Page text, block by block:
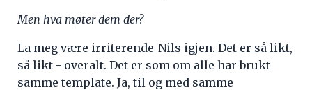
Men hva møter dem der?
La meg være irriterende-Nils igjen. Det er så likt,
så likt - overalt. Det er som om alle har brukt
samme template. Ja, til og med samme